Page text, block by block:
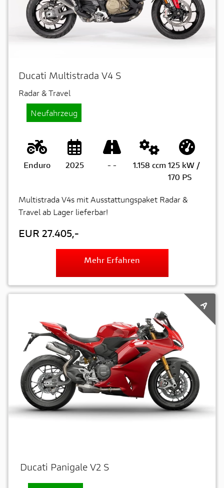
Ducati Multistrada V4 S
Radar & Travel
Neufahrzeug
Enduro 2025 - - 1.158 ccm 125 kW /
170 PS
Multistrada V4s mit Ausstattungspaket Radar &
Travel ab Lager lieferbar!
EUR 27.405,-
Mehr Erfahren
Ducati Panigale V2 S
A